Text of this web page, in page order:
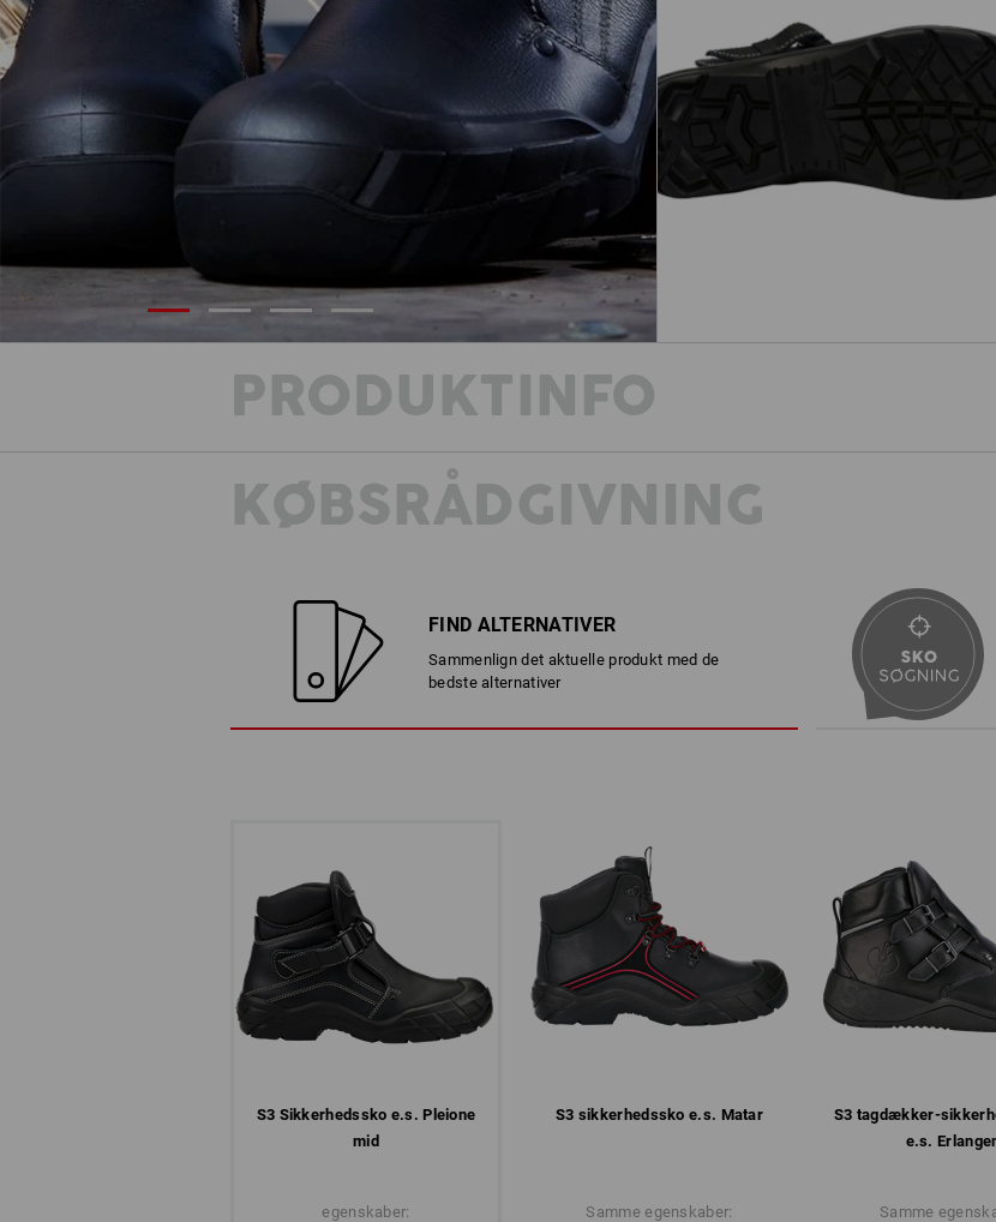
PRODUKTINFO
PUR-overkappe,
Med quick-lukning
Læderfor og
Behageligt blødt,
Udtagelig
Varmeisolerende
Klik på knappen
Datablad
KØBSRÅDGIVNING
FIND ALTERNATIVER
Sammenlign det aktuelle produkt med de
bedste alternativer
S3 Sikkerheds­sko e.s. Pleione
mid
egenskaber:
S3 sikkerheds­sko e.s. Matar
S3 tagdækker-
e.s.
Samme egenskaber: Samme